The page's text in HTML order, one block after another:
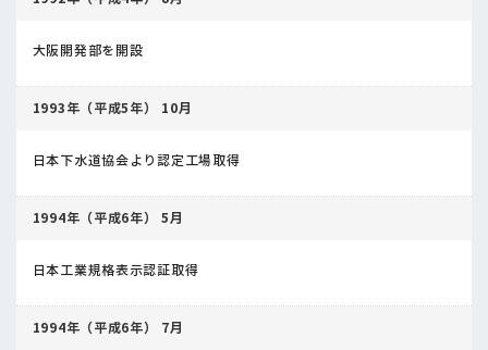
大阪開発部を開設
1993年（平成5年） 10月
日本下水道協会より認定工場取得
1994年（平成6年） 5月
日本工業規格表示認証取得
1994年（平成6年） 7月